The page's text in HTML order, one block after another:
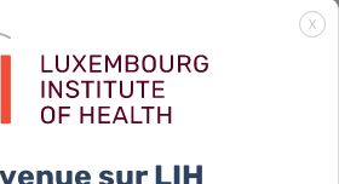
X
sur LIH